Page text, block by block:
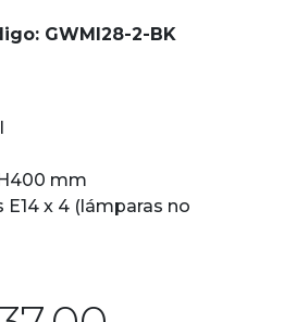
GWMI28-2-BK
mm
x 4 (lámparas no